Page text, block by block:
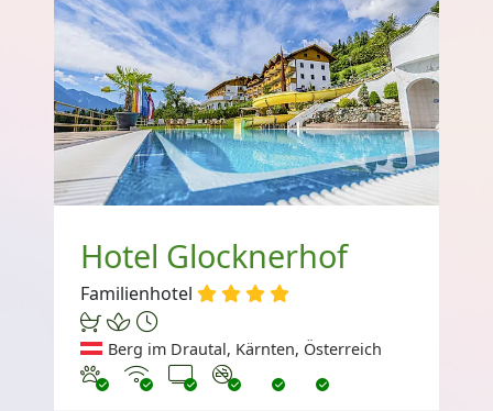
Hotel Glocknerhof
Familienhotel
Berg im Drautal, Kärnten, Österreich
Haustiere erlaubt
Internet
TV Nichtraucher